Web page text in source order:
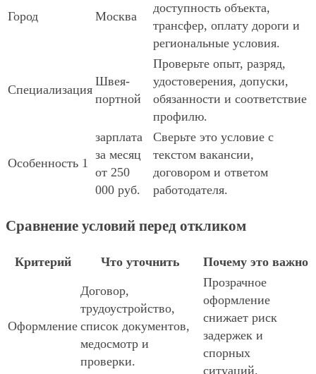
Город Москва
доступность объекта,
трансфер, оплату дороги и
региональные условия.
Специализация
Швея-
портной
Проверьте опыт, разряд,
удостоверения, допуски,
обязанности и соответствие
профилю.
Особенность 1
зарплата
за месяц
от 250
000 руб.
Сверьте это условие с
текстом вакансии,
договором и ответом
работодателя.
Сравнение условий перед откликом
Критерий Что уточнить Почему это важно
Оформление
Договор,
трудоустройство,
список документов,
медосмотр и
проверки.
Прозрачное
оформление
снижает риск
задержек и
спорных
ситуаций.